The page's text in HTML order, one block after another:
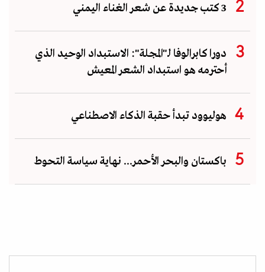
3 كتب جديدة عن شعر الغناء اليمني
دورا كابرالوفا لـ"المجلة": الاستبداد الوحيد الذي
أحترمه هو استبداد الشعر المعيش
هوليوود تبدأ حقبة الذكاء الاصطناعي
باكستان والبحر الأحمر... نهاية سياسة التحوط